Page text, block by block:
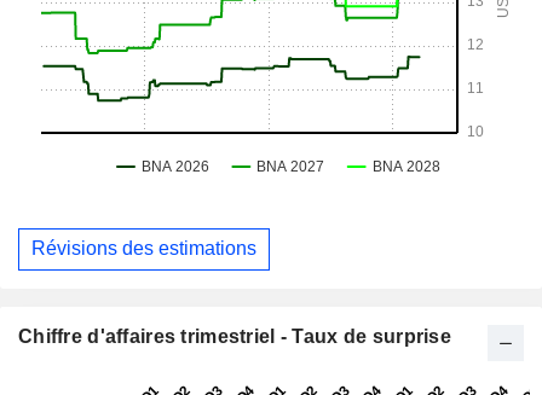
Révisions des estimations
Chiffre d'affaires trimestriel - Taux de surprise